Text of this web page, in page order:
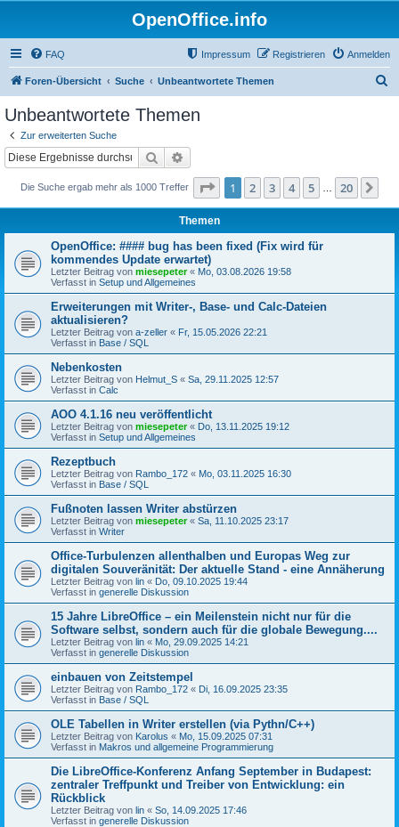
OpenOffice.info
FAQ Anmelden
Registrieren
Impressum
Foren-Übersicht Suche Unbeantwortete Themen
Unbeantwortete Themen
Zur erweiterten Suche
Suche
Die Suche ergab mehr als 1000 Treffer Seite 1von 20
1 2 3 4 5 20
Themen
OpenOffice: #### bug has been fixed (Fix wird für
kommendes Update erwartet)
Letzter Beitrag von miesepeter« Mo, 03.08.2026 19:58
Verfasst in Setup und Allgemeines
Erweiterungen mit Writer-, Base- und Calc-Dateien
aktualisieren?
Letzter Beitrag von a-zeller « Fr, 15.05.2026 22:21
Verfasst in Base / SQL
Nebenkosten
Letzter Beitrag von Helmut_S « Sa, 29.11.2025 12:57
Verfasst in Calc
AOO 4.1.16 neu veröffentlicht
Letzter Beitrag von miesepeter« Do, 13.11.2025 19:12
Verfasst in Setup und Allgemeines
Rezeptbuch
Letzter Beitrag von Rambo_172 « Mo, 03.11.2025 16:30
Verfasst in Base / SQL
Fußnoten lassen Writer abstürzen
Letzter Beitrag von miesepeter« Sa, 11.10.2025 23:17
Verfasst in Writer
Office-Turbulenzen allenthalben und Europas Weg zur
digitalen Souveränität: Der aktuelle Stand - eine Annäherung
Letzter Beitrag von lin « Do, 09.10.2025 19:44
Verfasst in generelle Diskussion
15 Jahre LibreOffice – ein Meilenstein nicht nur für die
Software selbst, sondern auch für die globale Bewegung....
Letzter Beitrag von lin « Mo, 29.09.2025 14:21
Verfasst in generelle Diskussion
einbauen von Zeitstempel
Letzter Beitrag von Rambo_172 « Di, 16.09.2025 23:35
Verfasst in Base / SQL
OLE Tabellen in Writer erstellen (via Pythn/C++)
Letzter Beitrag von Karolus « Mo, 15.09.2025 07:31
Verfasst in Makros und allgemeine Programmierung
Die LibreOffice-Konferenz Anfang September in Budapest:
zentraler Treffpunkt und Treiber von Entwicklung: ein
Rückblick
Letzter Beitrag von lin « So, 14.09.2025 17:46
Verfasst in generelle Diskussion